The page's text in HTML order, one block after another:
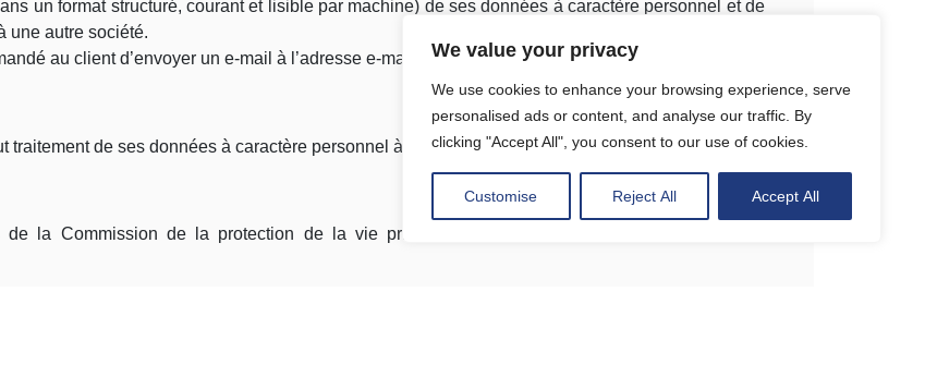
We value your privacy
We use cookies to enhance your browsing experience, serve
personalised ads or content, and analyse our traffic. By
clicking "Accept All", you consent to our use of cookies.
Customise Reject All Accept All
un format structuré, courant et lisible par machine) de ses données à caractère personnel et de
une autre société.
au client d’envoyer un e-mail à l’adresse e-mail suivante :gdpr@leplaza.be.
traitement de ses données à caractère personnel à des fins de marketing direct.
la Commission de la protection de la vie privée (Rue de la Presse 35, 1000 Bruxelles,